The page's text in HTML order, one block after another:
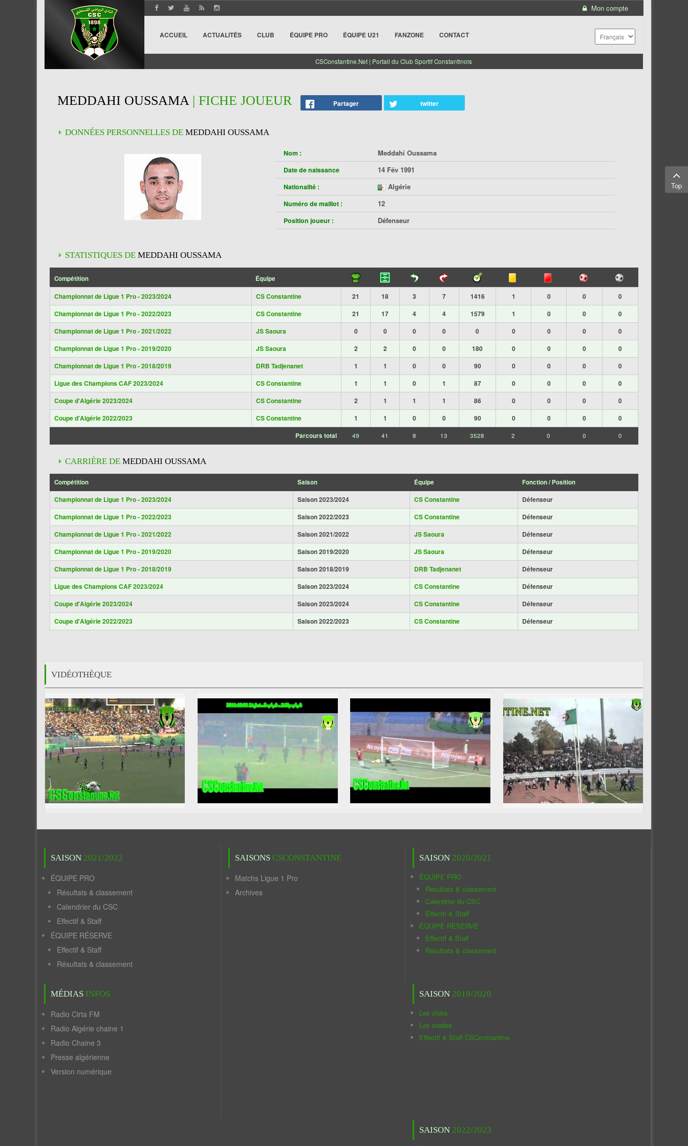
Mon compte
ACCUEIL ACTUALITÉS CLUB ÉQUIPE PRO ÉQUIPE U21 FANZONE CONTACT
CSConstantine.Net | Portail du Club Sportif Constantinois
MEDDAHI OUSSAMA| FICHE JOUEUR Partager twitter
DONNÉES PERSONNELLES DE MEDDAHI OUSSAMA
Nom : Meddahi Oussama
Date de naissance 14 Fév 1991
Nationalité : Algérie
Numéro de maillot : 12
Position joueur : Défenseur
STATISTIQUES DE MEDDAHI OUSSAMA
Compétition Équipe
Championnat de Ligue 1 Pro - 2023/2024 CS Constantine 21 18 3 7 1416 1 0 0
0
Championnat de Ligue 1 Pro - 2022/2023
CS Constantine 21 17 4 4 1579 1 0 0
0
Championnat de Ligue 1 Pro - 2021/2022
JS Saoura 0 0 0 0 0 0 0 0
0
Championnat de Ligue 1 Pro - 2019/2020
JS Saoura 2 2 0 0 180 0 0 0
0
Championnat de Ligue 1 Pro - 2018/2019
DRB Tadjenanet 1 1 0 0 90 0 0 0
0
Ligue des Champions CAF 2023/2024
CS Constantine 1 1 0 1 87 0 0 0
0
Coupe d'Algérie 2023/2024
CS Constantine 2 1 1 1 86 0 0 0
0
Coupe d'Algérie 2022/2023
CS Constantine 1 1 0 0 90 0 0 0 0
Parcours total 49 41 8 13 3528 2 0 0 0
CARRIÈRE DE MEDDAHI OUSSAMA
Compétition Saison Équipe Fonction / Position
Championnat de Ligue 1 Pro - 2023/2024 Saison 2023/2024 CS Constantine
Défenseur
Championnat de Ligue 1 Pro - 2022/2023
Saison 2022/2023 CS Constantine
Défenseur
Championnat de Ligue 1 Pro - 2021/2022
Saison 2021/2022 JS Saoura
Défenseur
Championnat de Ligue 1 Pro - 2019/2020
Saison 2019/2020 JS Saoura
Défenseur
Championnat de Ligue 1 Pro - 2018/2019
Saison 2018/2019 DRB Tadjenanet
Défenseur
Ligue des Champions CAF 2023/2024
Saison 2023/2024 CS Constantine
Défenseur
Coupe d'Algérie 2023/2024
Saison 2023/2024 CS Constantine
Défenseur
Coupe d'Algérie 2022/2023
Saison 2022/2023 CS Constantine Défenseur
VIDÉOTHÈQUE
SAISON 2021/2022
ÉQUIPE PRO
Résultats & classement
Calendrier du CSC
Effectif & Staff
ÉQUIPE RÉSERVE
Effectif & Staff
Résultats & classement
MÉDIAS INFOS
Radio Cirta FM
Radio Algérie chaine 1
Radio Chaine 3
Presse algérienne
Version numérique
SAISONS CSCONSTANTINE
Matchs Ligue 1 Pro
Archives
SAISON 2020/2021
ÉQUIPE PRO
Résultats & classement
Calendrier du CSC
Effectif & Staff
ÉQUIPE RÉSERVE
Effectif & Staff
Résultats & classement
SAISON 2019/2020
Les clubs
Les stades
Effectif & Staff CSConstantine
SAISON 2022/2023
Top